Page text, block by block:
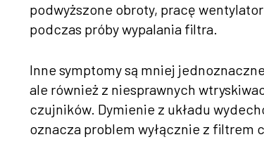
podwyższone obroty, pracę
podczas próby wypalania filtra.
Inne symptomy są mniej
ale również z niesprawnych
czujników. Dymienie z układu
oznacza problem wyłącznie z filtrem